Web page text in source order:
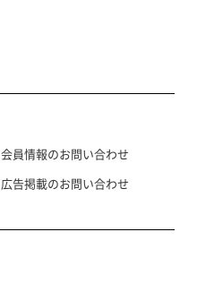
会員情報のお問い合わせ
広告掲載のお問い合わせ